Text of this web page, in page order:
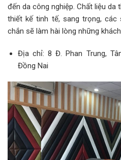
đến da công nghiệp. Chất liệu da
thiết kế tinh tế, sang trọng,
chắn sẽ làm hài lòng những
Địa chỉ: 8 Đ. Phan Trung,
Đồng Nai